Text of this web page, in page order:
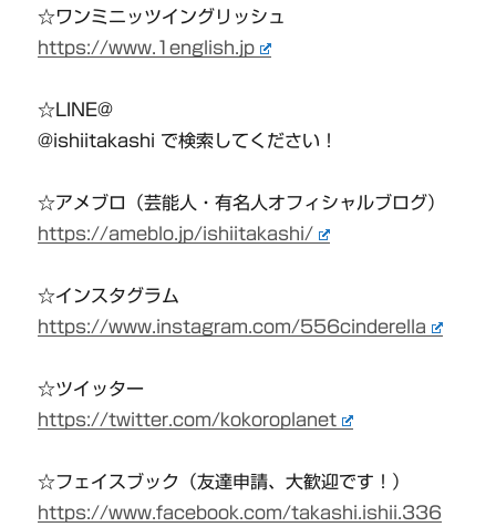
☆ワンミニッツイングリッシュ
https://www.1english.jp
☆LINE@
@ishiitakashi で検索してください！
☆アメブロ（芸能人・有名人オフィシャルブログ）
https://ameblo.jp/ishiitakashi/
☆インスタグラム
https://www.instagram.com/556cinderella
☆ツイッター
https://twitter.com/kokoroplanet
☆フェイスブック（友達申請、大歓迎です！）
https://www.facebook.com/takashi.ishii.336